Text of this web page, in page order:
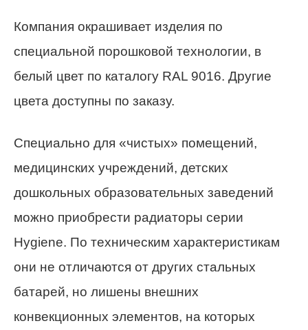
Компания окрашивает изделия по
специальной порошковой технологии, в
белый цвет по каталогу RAL 9016. Другие
цвета доступны по заказу.
Специально для «чистых» помещений,
медицинских учреждений, детских
дошкольных образовательных заведений
можно приобрести радиаторы серии
Hygiene. По техническим характеристикам
они не отличаются от других стальных
батарей, но лишены внешних
конвекционных элементов, на которых